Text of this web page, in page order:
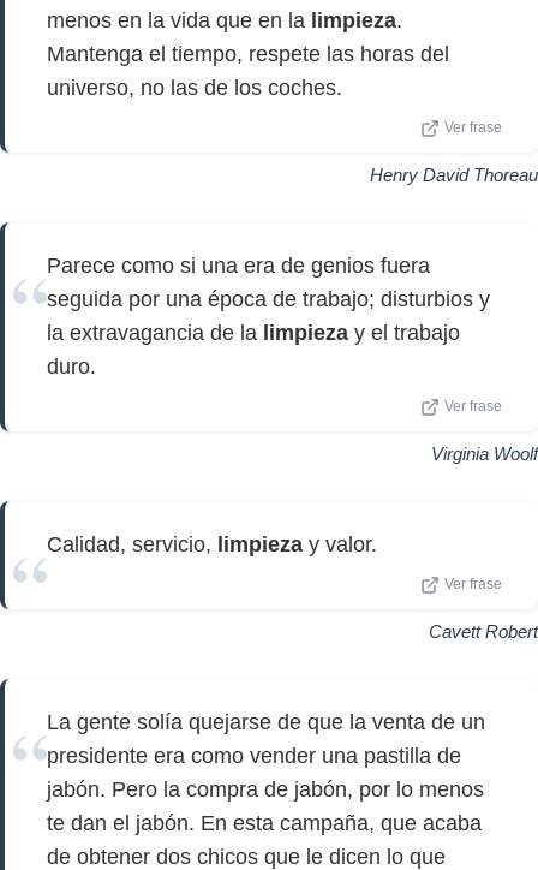
menos en la vida que en la limpieza.
Mantenga el tiempo, respete las horas del
universo, no las de los coches.
Ver frase
Henry David Thoreau
Parece como si una era de genios fuera
seguida por una época de trabajo; disturbios y
la extravagancia de la limpieza y el trabajo
duro.
Ver frase
Virginia Woolf
Calidad, servicio, limpieza y valor.
Ver frase
Cavett Robert
La gente solía quejarse de que la venta de un
presidente era como vender una pastilla de
jabón. Pero la compra de jabón, por lo menos
te dan el jabón. En esta campaña, que acaba
de obtener dos chicos que le dicen lo que